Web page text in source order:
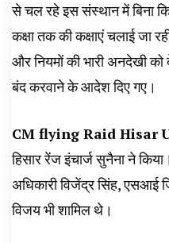
से चल रहे इस संस्थान में बिना
कक्षा तक की कक्षाएं चलाई जा
और नियमों की भारी अनदेखी
बंद करवाने के आदेश दिए गए।
CM flying Raid Hisar
हिसार रेंज इंचार्ज सुनैना ने
अधिकारी विजेंद्र सिंह,
विजय भी शामिल थे।